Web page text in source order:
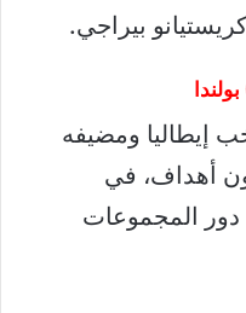
بيراجي.
إيطاليا ومضيفه
أهداف، في
دور المجموعات